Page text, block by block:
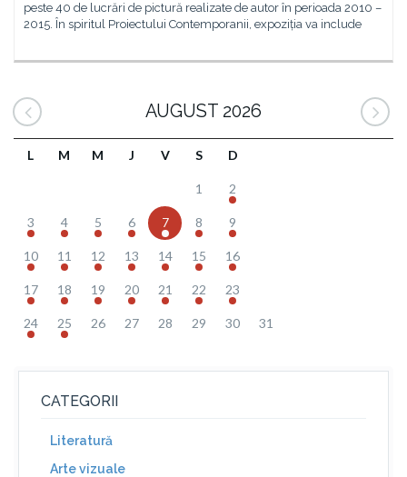
peste 40 de lucrări de pictură realizate de autor în perioada 2010 –
2015. În spiritul Proiectului Contemporanii, expoziția va include
AUGUST 2026
L M M J V S D
1 2
3 4 5 6 7 8 9
10 11 12 13 14 15 16
17 18 19 20 21 22 23
24 25 26 27 28 29 30 31
CATEGORII
Literatură
Arte vizuale